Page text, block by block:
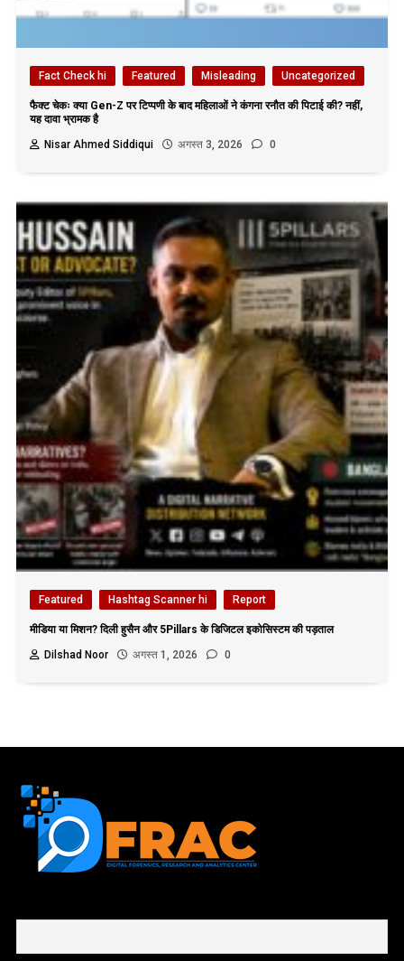
Fact Check hi Featured Misleading Uncategorized
फैक्ट चेकः क्या Gen-Z पर टिप्पणी के बाद महिलाओं ने कंगना रनौत की पिटाई की? नहीं,
यह दावा भ्रामक है
Nisar Ahmed Siddiqui
अगस्त 3, 2026 0
Featured Hashtag Scanner hi Report
मीडिया या मिशन? दिली हुसैन और 5Pillars के डिजिटल इकोसिस्टम की पड़ताल
Dilshad Noor
अगस्त 1, 2026 0